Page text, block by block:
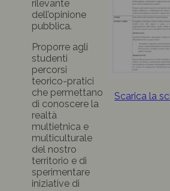
rilevante
dell’opinione
pubblica.
Proporre agli
studenti
percorsi
teorico-pratici
che permettano
di conoscere la
realtà
multietnica e
multiculturale
del nostro
territorio e di
sperimentare
iniziative di
Scarica la